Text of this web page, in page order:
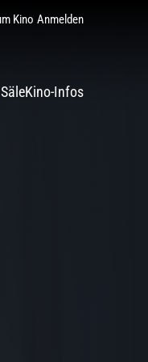
Kino Anmelden
Kino-Infos